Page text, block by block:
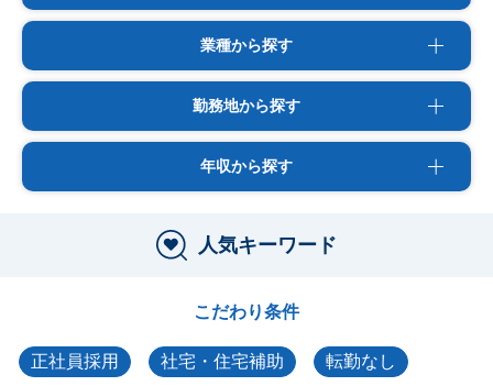
業種から探す
勤務地から探す
年収から探す
人気キーワード
こだわり条件
正社員採用 社宅・住宅補助 転勤なし